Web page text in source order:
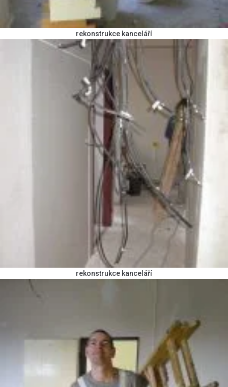
rekonstrukce kanceláří
rekonstrukce kanceláří